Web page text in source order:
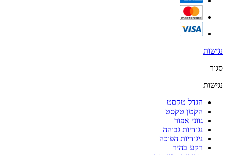
נגישות
סגור
נגישות
הגדל טקסט
הקטן טקסט
גווני אפור
נגודיות גבוהה
ניגודיות הפוכה
רקע בהיר